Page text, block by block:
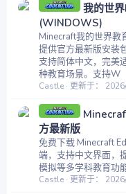
我的世
(WINDOWS)
Minecraft我的世界教
提供官方最新版安装
支持简体中文，完美
种教育场景。支持W
Castle 更新于：
方最新版
免费下载 Minecraft
端，支持中文界面，
模拟等多学科教育功
Castle 更新于：